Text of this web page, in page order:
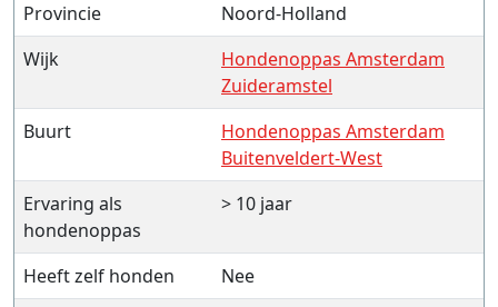
Provincie
Noord-Holland
Wijk
Hondenoppas Amsterdam
Zuideramstel
Buurt
Hondenoppas Amsterdam
Buitenveldert-West
Ervaring als
hondenoppas
> 10 jaar
Heeft zelf honden
Nee